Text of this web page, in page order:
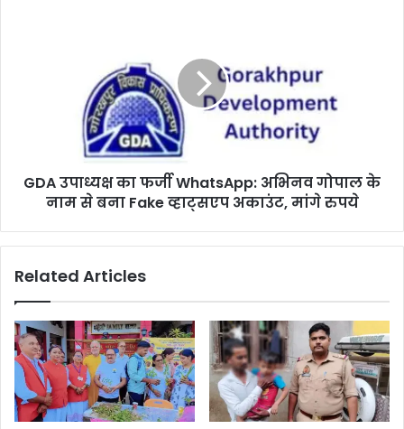
GDA उपाध्यक्ष का फर्जी WhatsApp: अभिनव गोपाल के
नाम से बना Fake व्हाट्सएप अकाउंट, मांगे रुपये
Related Articles